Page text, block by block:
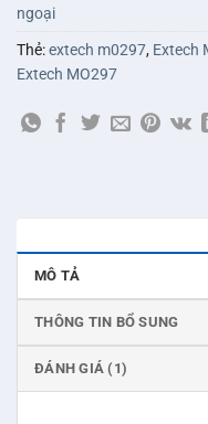
ngoại
Thẻ:extech m0297, Extech
Extech MO297
MÔ TẢ
THÔNG TIN BỔ SUNG
ĐÁNH GIÁ (1)